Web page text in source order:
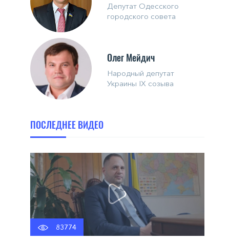
Депутат Одесского
городского совета
Олег Мейдич
Народный депутат
Украины IX созыва
ПОСЛЕДНЕЕ ВИДЕО
83774